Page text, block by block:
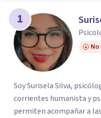
1
Soy Surisela Silva,
corrientes humanista y
permiten acompañar a